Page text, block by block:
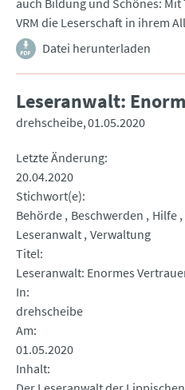
auch Bildung und Schönes:
VRM die Leserschaft in ihrem
Datei herunterladen
Leseranwalt:
drehscheibe 01.05.2020
Letzte Änderung
20.04.2020
Stichwort(e)
Behörde Beschwerden Hilfe
Leseranwalt Verwaltung
Titel
Leseranwalt: Enormes
In
drehscheibe
Am
01.05.2020
Inhalt